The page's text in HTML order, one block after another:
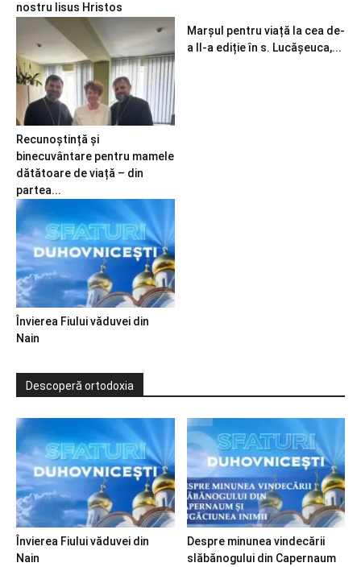
nostru Iisus Hristos
Recunoștință și
binecuvântare pentru mamele
dătătoare de viață – din
partea...
Marșul pentru viață la cea de-
a II-a ediție în s. Lucășeuca,...
Învierea Fiului văduvei din
Nain
Descoperă ortodoxia
Învierea Fiului văduvei din
Nain
Despre minunea vindecării
slăbănogului din Capernaum